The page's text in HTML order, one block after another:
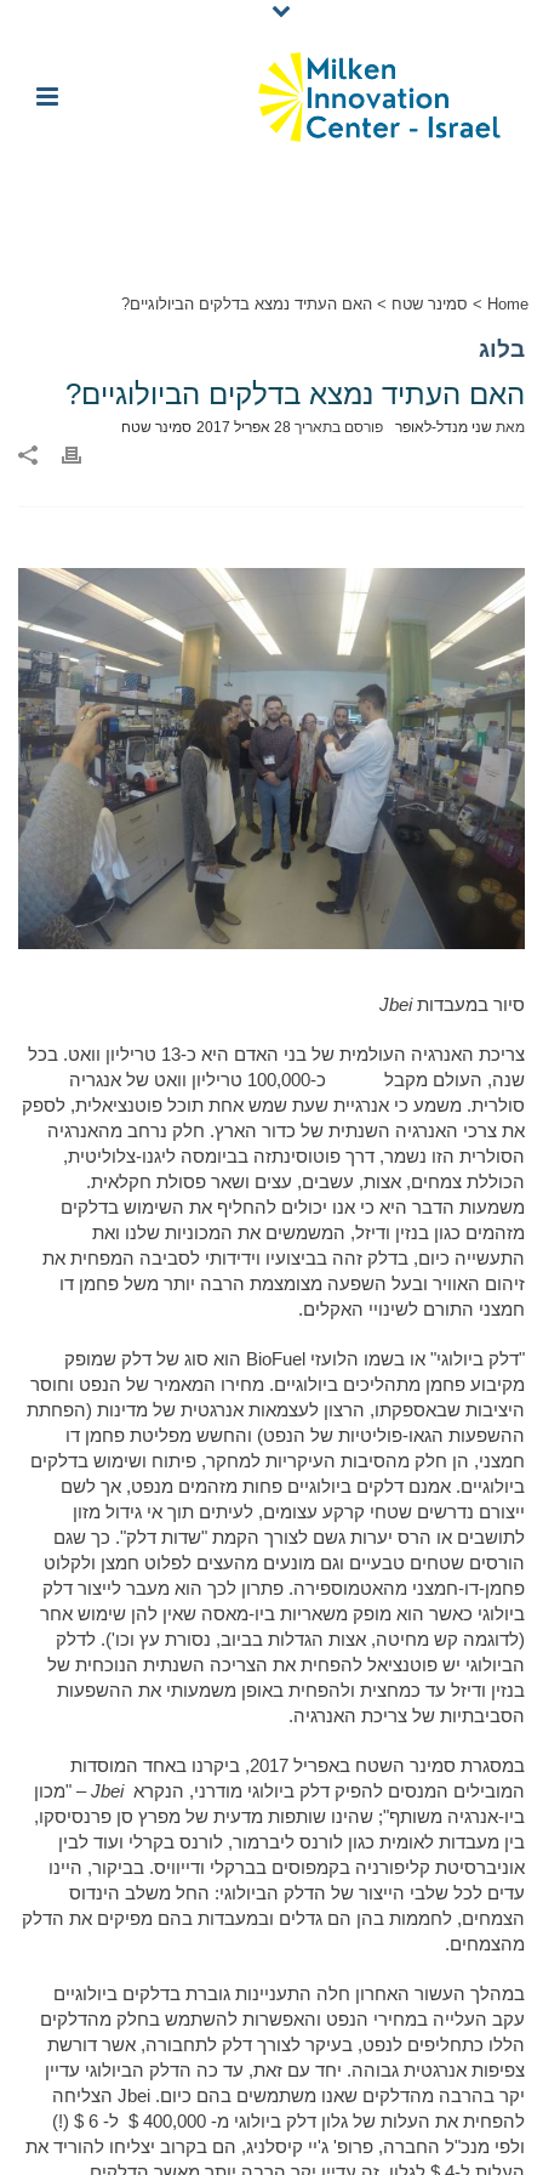
Home
> סמינר שטח > האם העתיד נמצא בדלקים הביולוגיים?
בלוג
האם העתיד נמצא בדלקים הביולוגיים?
מאת שני מנדל-לאופר פורסם בתאריך 28 אפריל 2017 סמינר שטח
סיור במעבדותJbei
צריכת האנרגיה העולמית של בני האדם היא כ-13 טריליון וואט. בכל
שנה, העולם מקבל כ-100,000 טריליון וואט של אנגריה
סולרית. משמע כי אנרגיית שעת שמש אחת תוכל פוטנציאלית, לספק
את צרכי האנרגיה השנתית של כדור הארץ. חלק נרחב מהאנרגיה
הסולרית הזו נשמר, דרך פוטוסינתזה בביומסה ליגנו-צלוליטית,
הכוללת צמחים, אצות, עשבים, עצים ושאר פסולת חקלאית.
משמעות הדבר היא כי אנו יכולים להחליף את השימוש בדלקים
מזהמים כגון בנזין ודיזל, המשמשים את המכוניות שלנו ואת
התעשייה כיום, בדלק זהה בביצועיו וידידותי לסביבה המפחית את
זיהום האוויר ובעל השפעה מצומצמת הרבה יותר משל פחמן דו
חמצני התורם לשינויי האקלים.
"דלק ביולוגי" או בשמו הלועזי BioFuel הוא סוג של דלק שמופק
מקיבוע פחמן מתהליכים ביולוגיים. מחירו המאמיר של הנפט וחוסר
היציבות שבאספקתו, הרצון לעצמאות אנרגטית של מדינות (הפחתת
ההשפעות הגאו-פוליטיות של הנפט) והחשש מפליטת פחמן דו
חמצני, הן חלק מהסיבות העיקריות למחקר, פיתוח ושימוש בדלקים
ביולוגיים. אמנם דלקים ביולוגיים פחות מזהמים מנפט, אך לשם
ייצורם נדרשים שטחי קרקע עצומים, לעיתים תוך אי גידול מזון
לתושבים או הרס יערות גשם לצורך הקמת "שדות דלק". כך שגם
הורסים שטחים טבעיים וגם מונעים מהעצים לפלוט חמצן ולקלוט
פחמן-דו-חמצני מהאטמוספירה. פתרון לכך הוא מעבר לייצור דלק
ביולוגי כאשר הוא מופק משאריות ביו-מאסה שאין להן שימוש אחר
(לדוגמה קש מחיטה, אצות הגדלות בביוב, נסורת עץ וכו'). לדלק
הביולוגי יש פוטנציאל להפחית את הצריכה השנתית הנוכחית של
בנזין ודיזל עד כמחצית ולהפחית באופן משמעותי את ההשפעות
הסביבתיות של צריכת האנרגיה.
במסגרת סמינר השטח באפריל 2017, ביקרנו באחד המוסדות
המובילים המנסים להפיק דלק ביולוגי מודרני, הנקראJbei– "מכון
ביו-אנרגיה משותף"; שהינו שותפות מדעית של מפרץ סן פרנסיסקו,
בין מעבדות לאומית כגון לורנס ליברמור, לורנס בקרלי ועוד לבין
אוניברסיטת קליפורניה בקמפוסים בברקלי ודייוויס. בביקור, היינו
עדים לכל שלבי הייצור של הדלק הביולוגי: החל משלב הינדוס
הצמחים, לחממות בהן הם גדלים ובמעבדות בהם מפיקים את הדלק
מהצמחים.
במהלך העשור האחרון חלה התעניינות גוברת בדלקים ביולוגיים
עקב העלייה במחירי הנפט והאפשרות להשתמש בחלק מהדלקים
הללו כתחליפים לנפט, בעיקר לצורך דלק לתחבורה, אשר דורשת
צפיפות אנרגטית גבוהה. יחד עם זאת, עד כה הדלק הביולוגי עדיין
יקר בהרבה מהדלקים שאנו משתמשים בהם כיום. Jbei הצליחה
להפחית את העלות של גלון דלק ביולוגי מ- 400,000 $ ל- 6 $ (!)
ולפי מנכ"ל החברה, פרופ' ג'יי קיסלניג, הם בקרוב יצליחו להוריד את